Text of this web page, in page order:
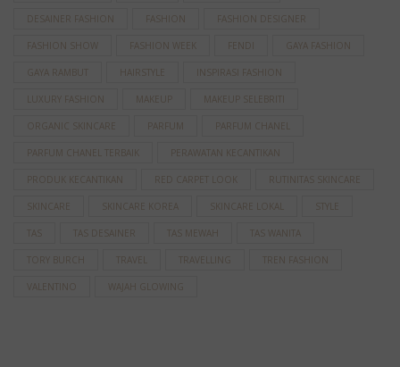
DESAINER FASHION FASHION FASHION DESIGNER
FASHION SHOW FASHION WEEK FENDI GAYA FASHION
GAYA RAMBUT HAIRSTYLE INSPIRASI FASHION
LUXURY FASHION MAKEUP MAKEUP SELEBRITI
ORGANIC SKINCARE PARFUM PARFUM CHANEL
PARFUM CHANEL TERBAIK PERAWATAN KECANTIKAN
PRODUK KECANTIKAN RED CARPET LOOK RUTINITAS SKINCARE
SKINCARE SKINCARE KOREA SKINCARE LOKAL STYLE
TAS TAS DESAINER TAS MEWAH TAS WANITA
TORY BURCH TRAVEL TRAVELLING TREN FASHION
VALENTINO WAJAH GLOWING